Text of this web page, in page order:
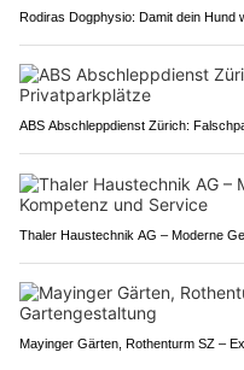
Rodiras Dogphysio: Damit dein Hund
ABS Abschleppdienst Zürich:
Thaler Haustechnik AG – Moderne
Mayinger Gärten, Rothenturm SZ –